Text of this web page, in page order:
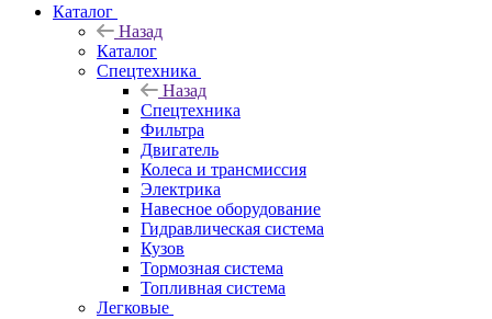
Каталог
Назад
Каталог
Спецтехника
Назад
Спецтехника
Фильтра
Двигатель
Колеса и трансмиссия
Электрика
Навесное оборудование
Гидравлическая система
Кузов
Тормозная система
Топливная система
Легковые